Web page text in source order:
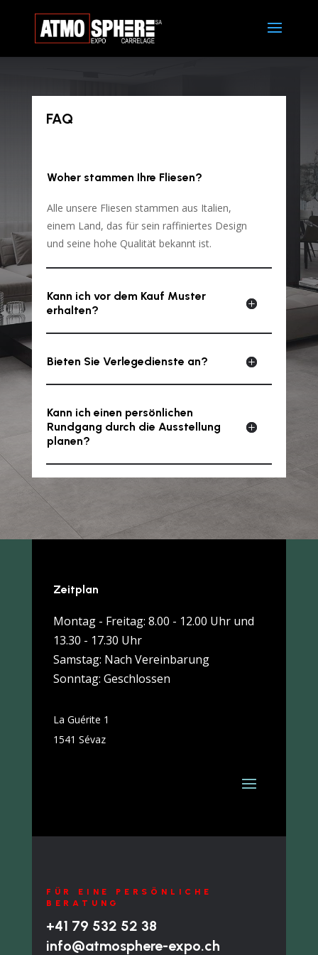
FAQ
Woher stammen Ihre Fliesen?
Alle unsere Fliesen stammen aus Italien,
einem Land, das für sein raffiniertes Design
und seine hohe Qualität bekannt ist.
Kann ich vor dem Kauf Muster
erhalten?
Bieten Sie Verlegedienste an?
Kann ich einen persönlichen
Rundgang durch die Ausstellung
planen?
Zeitplan
Montag - Freitag: 8.00 - 12.00 Uhr und
13.30 - 17.30 Uhr
Samstag: Nach Vereinbarung
Sonntag: Geschlossen
La Guérite 1
1541 Sévaz
FÜR EINE PERSÖNLICHE
BERATUNG
+41 79 532 52 38
info@atmosphere-expo.ch